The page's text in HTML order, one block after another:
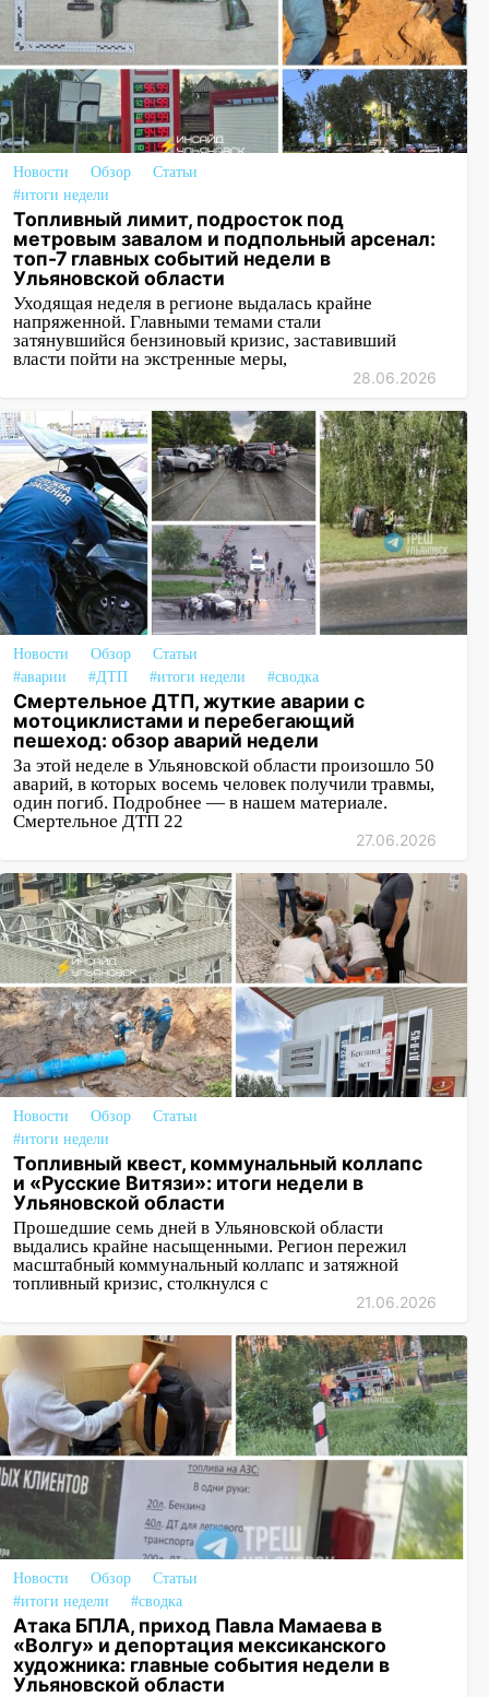
Новости Обзор
Статьи
#итоги недели
Топливный лимит, подросток под
метровым завалом и подпольный арсенал:
топ-7 главных событий недели в
Ульяновской области
Уходящая неделя в регионе выдалась крайне
напряженной. Главными темами стали
затянувшийся бензиновый кризис, заставивший
власти пойти на экстренные меры,
28.06.2026
Новости Обзор
Статьи
#аварии
#ДТП #итоги недели #сводка
Смертельное ДТП, жуткие аварии с
мотоциклистами и перебегающий
пешеход: обзор аварий недели
За этой неделе в Ульяновской области произошло 50
аварий, в которых восемь человек получили травмы,
один погиб. Подробнее — в нашем материале.
Смертельное ДТП 22
27.06.2026
Новости Обзор
Статьи
#итоги недели
Топливный квест, коммунальный коллапс
и «Русские Витязи»: итоги недели в
Ульяновской области
Прошедшие семь дней в Ульяновской области
выдались крайне насыщенными. Регион пережил
масштабный коммунальный коллапс и затяжной
топливный кризис, столкнулся с
21.06.2026
Новости Обзор
Статьи
#итоги недели
#сводка
Атака БПЛА, приход Павла Мамаева в
«Волгу» и депортация мексиканского
художника: главные события недели в
Ульяновской области